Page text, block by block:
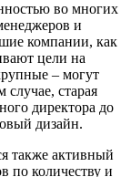
во многих
и
компании, как
цели на
– могут
случае, старая
директора до
дизайн.
также активный
по количеству и